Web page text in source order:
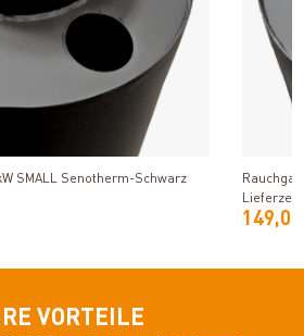
SMALL Senotherm-Schwarz
VORTEILE